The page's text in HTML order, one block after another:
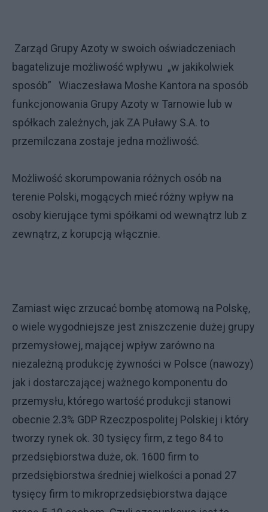
Zarząd Grupy Azoty w swoich oświadczeniach
bagatelizuje możliwość wpływu „w jakikolwiek
sposób” Wiaczesława Moshe Kantora na sposób
funkcjonowania Grupy Azoty w Tarnowie lub w
spółkach zależnych, jak ZA Puławy S.A. to
przemilczana zostaje jedna możliwość.
Możliwość skorumpowania różnych osób na
terenie Polski, mogących mieć różny wpływ na
osoby kierujące tymi spółkami od wewnątrz lub z
zewnątrz, z korupcją włącznie.
Zamiast więc zrzucać bombę atomową na Polskę,
o wiele wygodniejsze jest zniszczenie dużej grupy
przemysłowej, mającej wpływ zarówno na
niezależną produkcję żywności w Polsce (nawozy)
jak i dostarczającej ważnego komponentu do
przemysłu, którego wartość produkcji stanowi
obecnie 2.3% GDP Rzeczpospolitej Polskiej i który
tworzy rynek ok. 30 tysięcy firm, z tego 84 to
przedsiębiorstwa duże, ok. 1600 firm to
przedsiębiorstwa średniej wielkości a ponad 27
tysięcy firm to mikroprzedsiębiorstwa dające